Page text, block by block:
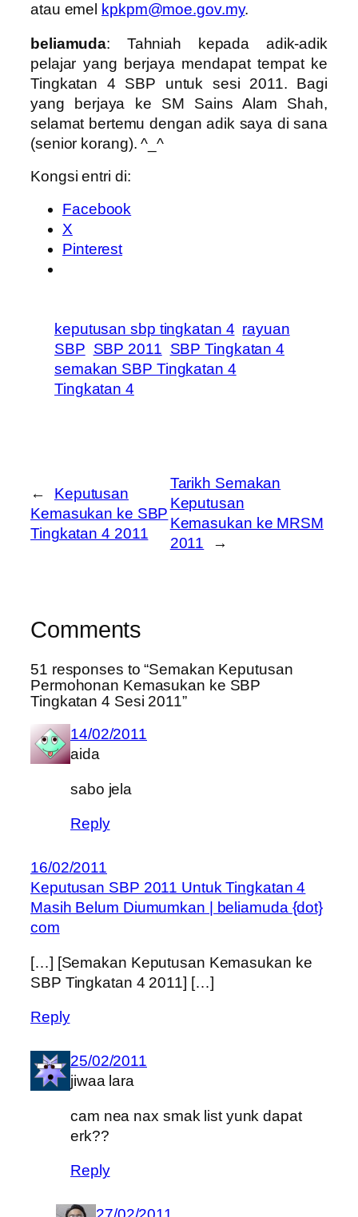
atau emel kpkpm@moe.gov.my.
beliamuda: Tahniah kepada adik-adik
pelajar yang berjaya mendapat tempat ke
Tingkatan 4 SBP untuk sesi 2011. Bagi
yang berjaya ke SM Sains Alam Shah,
selamat bertemu dengan adik saya di sana
(senior korang). ^_^
Kongsi entri di:
Facebook
X
Pinterest
keputusan sbp tingkatan 4 rayuan
SBP SBP 2011 SBP Tingkatan 4
semakan SBP Tingkatan 4
Tingkatan 4
←
Keputusan
Kemasukan ke SBP
Tingkatan 4 2011
Tarikh Semakan
Keputusan
Kemasukan ke MRSM
2011
→
Comments
51 responses to “Semakan Keputusan
Permohonan Kemasukan ke SBP
Tingkatan 4 Sesi 2011”
14/02/2011
aida
sabo jela
Reply
16/02/2011
Keputusan SBP 2011 Untuk Tingkatan 4
Masih Belum Diumumkan | beliamuda {dot}
com
[…] [Semakan Keputusan Kemasukan ke
SBP Tingkatan 4 2011] […]
Reply
25/02/2011
jiwaa lara
cam nea nax smak list yunk dapat
erk??
Reply